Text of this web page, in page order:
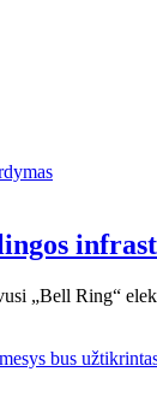
„Bell Ring“